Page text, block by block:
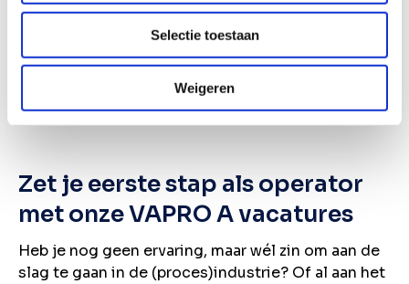
Selectie toestaan
Weigeren
Wil je de nieuwste vacatures in je mail ontvangen?
Schrijf je in voor onze vacature alert!
Vacature alert ontvangen
Zet je eerste stap als operator
met onze VAPRO A vacatures
Heb je nog geen ervaring, maar wél zin om aan de
slag te gaan in de (proces)industrie? Of al aan het